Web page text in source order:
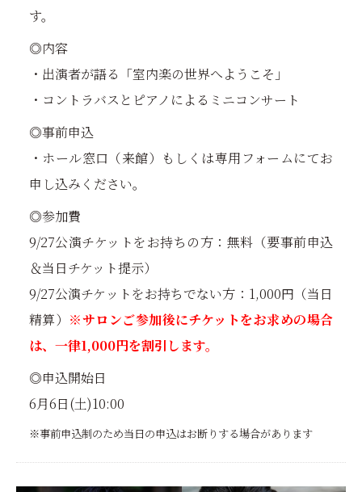
す。
◎内容
・出演者が語る「室内楽の世界へようこそ」
・コントラバスとピアノによるミニコンサート
◎事前申込
・ホール窓口（来館）もしくは専用フォームにてお
申し込みください。
◎参加費
9/27公演チケットをお持ちの方：無料（要事前申込
＆当日チケット提示）
9/27公演チケットをお持ちでない方：1,000円（当日
精算） ※サロンご参加後にチケットをお求めの場合
は、一律1,000円を割引します。
◎申込開始日
6月6日(土)10:00
※事前申込制のため当日の申込はお断りする場合があります